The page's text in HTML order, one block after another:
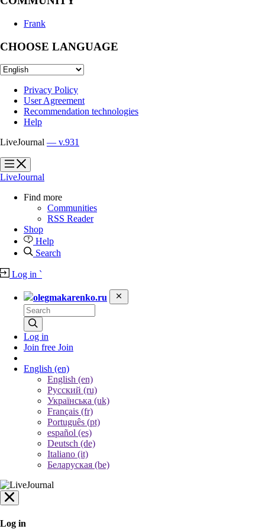
Frank
CHOOSE LANGUAGE
Privacy Policy
User Agreement
Recommendation technologies
Help
LiveJournal — v.931
?
?
LiveJournal
Find more
Communities
RSS Reader
Shop
Help
Search
Log in `
olegmakarenko.ru
Log in
Join free Join
English (en)
English (en)
Русский (ru)
Українська (uk)
Français (fr)
Português (pt)
español (es)
Deutsch (de)
Italiano (it)
Беларуская (be)
Log in